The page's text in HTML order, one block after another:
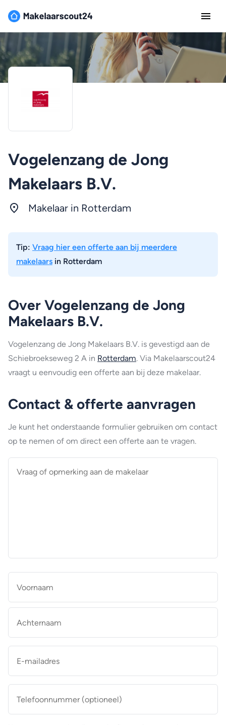
Vogelenzang de Jong
Makelaars B.V.
Makelaar in Rotterdam
Tip: Vraag hier een offerte aan bij meerdere
makelaars in Rotterdam
Over Vogelenzang de Jong
Makelaars B.V.
Vogelenzang de Jong Makelaars B.V. is gevestigd aan de
Schiebroekseweg 2 A in Rotterdam. Via Makelaarscout24
vraagt u eenvoudig een offerte aan bij deze makelaar.
Contact & offerte aanvragen
Je kunt het onderstaande formulier gebruiken om contact
op te nemen of om direct een offerte aan te vragen.
mailadres *
(optioneel)